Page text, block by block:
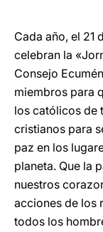
Cada año, el 21
celebran la
Consejo
miembros para
los católicos de
cristianos para
paz en los
planeta. Que la
nuestros
acciones de los
todos los